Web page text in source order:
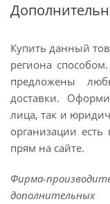
Купить данный
региона
предложены
доставки.
лица, так и
организации есть
прям на сайте.
Фирма-